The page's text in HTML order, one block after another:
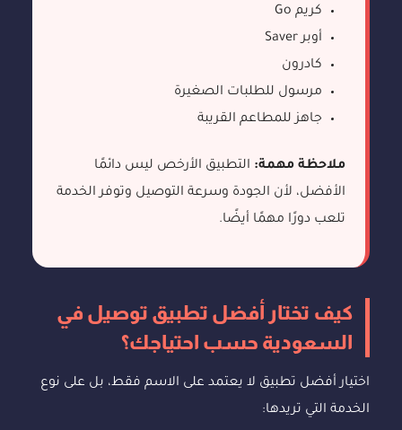
كريم Go
أوبر Saver
كادرون
مرسول للطلبات الصغيرة
جاهز للمطاعم القريبة
ملاحظة مهمة: التطبيق الأرخص ليس دائمًا
الأفضل، لأن الجودة وسرعة التوصيل وتوفر الخدمة
تلعب دورًا مهمًا أيضًا.
كيف تختار أفضل تطبيق توصيل في
السعودية حسب احتياجك؟
اختيار أفضل تطبيق لا يعتمد على الاسم فقط، بل على نوع
الخدمة التي تريدها: